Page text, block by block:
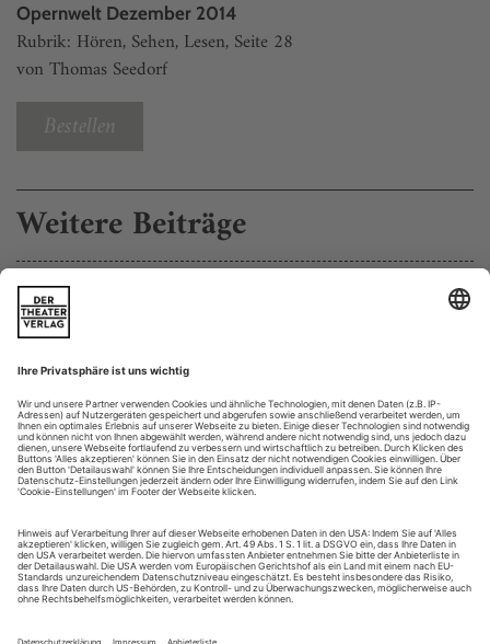
Opernwelt Dezember 2014
Rubrik: Hören, Sehen, Lesen, Seite 28
von Thomas Seedorf
Bestellen
Weitere Beiträge
Spinnweben in den Celli
Korngold: Die tote Stadt
Chemnitz / Theater
Korngold das Orchester in seiner Oper «Die tote Stadt» ein.
Der sagenhafte Erfolg dieses Stücks, das schon ein Jahr nach
seiner deutschen Uraufführung – am 4. Dezember 1920 – an
der Met in New York herauskam, liegt vor allem darin, den
deutschen Fin...
Prima le parole!